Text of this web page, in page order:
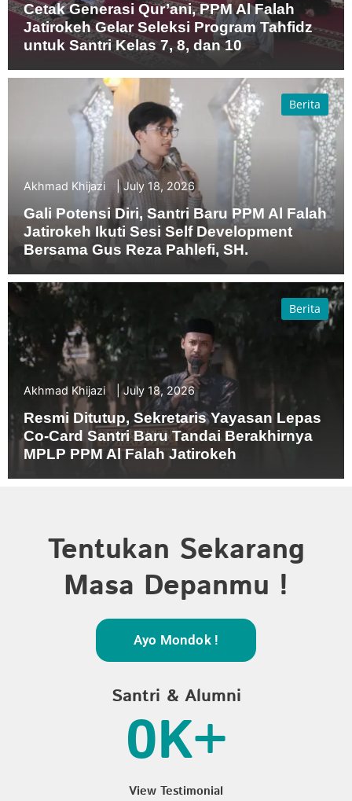
Cetak Generasi Qur’ani, PPM Al Falah
Jatirokeh Gelar Seleksi Program Tahfidz
untuk Santri Kelas 7, 8, dan 10
Akhmad Khijazi July 18, 2026
Gali Potensi Diri, Santri Baru PPM Al Falah
Jatirokeh Ikuti Sesi Self Development
Bersama Gus Reza Pahlefi, SH.
Berita
Akhmad Khijazi July 18, 2026
Resmi Ditutup, Sekretaris Yayasan Lepas
Co-Card Santri Baru Tandai Berakhirnya
MPLP PPM Al Falah Jatirokeh
Berita
Tentukan Sekarang
Masa Depanmu !
Ayo Mondok !
Santri & Alumni
0K+
View Testimonial